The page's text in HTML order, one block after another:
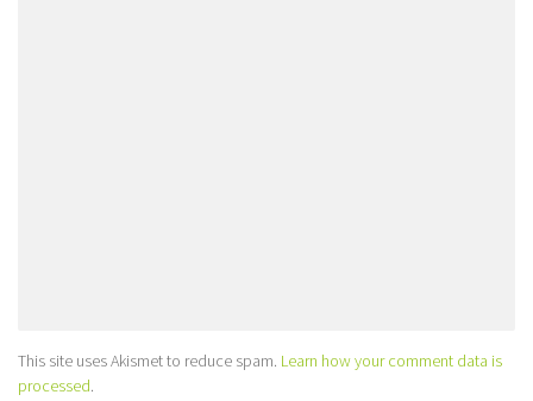
This site uses Akismet to reduce spam. Learn how your comment data is
processed.